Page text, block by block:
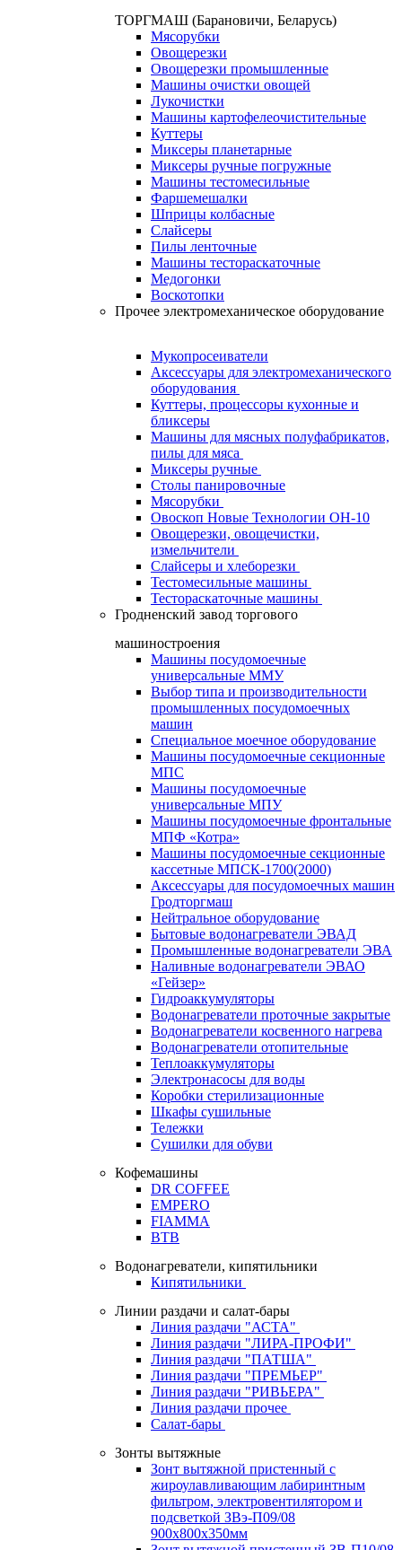
ТОРГМАШ (Барановичи, Беларусь)
Мясорубки
Овощерезки
Овощерезки промышленные
Машины очистки овощей
Лукочистки
Машины картофелеочистительные
Куттеры
Миксеры планетарные
Миксеры ручные погружные
Машины тестомесильные
Фаршемешалки
Шприцы колбасные
Слайсеры
Пилы ленточные
Машины тестораскаточные
Медогонки
Воскотопки
Прочее электромеханическое оборудование
Мукопросеиватели
Аксессуары для электромеханического
оборудования
Куттеры, процессоры кухонные и
бликсеры
Машины для мясных полуфабрикатов,
пилы для мяса
Миксеры ручные
Столы панировочные
Мясорубки
Овоскоп Новые Технологии ОН-10
Овощерезки, овощечистки,
измельчители
Слайсеры и хлеборезки
Тестомесильные машины
Тестораскаточные машины
Гродненский завод торгового
машиностроения
Машины посудомоечные
универсальные ММУ
Выбор типа и производительности
промышленных посудомоечных
машин
Специальное моечное оборудование
Машины посудомоечные секционные
МПС
Машины посудомоечные
универсальные МПУ
Машины посудомоечные фронтальные
МПФ «Котра»
Машины посудомоечные секционные
кассетные МПСК-1700(2000)
Аксессуары для посудомоечных машин
Гродторгмаш
Нейтральное оборудование
Бытовые водонагреватели ЭВАД
Промышленные водонагреватели ЭВА
Наливные водонагреватели ЭВАО
«Гейзер»
Гидроаккумуляторы
Водонагреватели проточные закрытые
Водонагреватели косвенного нагрева
Водонагреватели отопительные
Теплоаккумуляторы
Электронасосы для воды
Коробки стерилизационные
Шкафы сушильные
Тележки
Сушилки для обуви
Кофемашины
DR COFFEE
EMPERO
FIAMMA
BTB
Водонагреватели, кипятильники
Кипятильники
Линии раздачи и салат-бары
Линия раздачи "АСТА"
Линия раздачи "ЛИРА-ПРОФИ"
Линия раздачи "ПАТША"
Линия раздачи "ПРЕМЬЕР"
Линия раздачи "РИВЬЕРА"
Линия раздачи прочее
Салат-бары
Зонты вытяжные
Зонт вытяжной пристенный с
жироулавливающим лабиринтным
фильтром, электровентилятором и
подсветкой ЗВэ-П09/08
900х800х350мм